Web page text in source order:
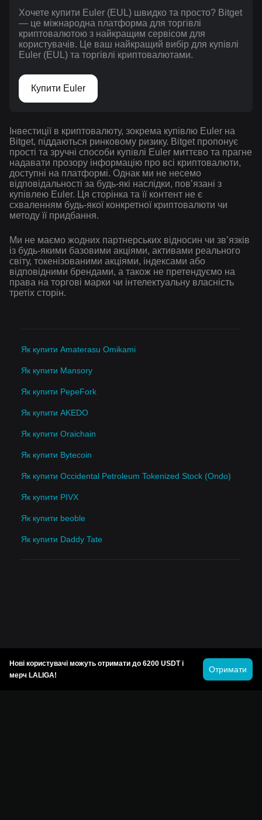
Хочете купити Euler (EUL) швидко та просто? Bitget
— це міжнародна платформа для торгівлі
криптовалютою з найкращим сервісом для
користувачів. Це ваш найкращий вибір для купівлі
Euler (EUL) та торгівлі криптовалютами.
Купити Euler
Інвестиції в криптовалюту, зокрема купівлю Euler на
Bitget, піддаються ринковому ризику. Bitget пропонує
прості та зручні способи купівлі Euler миттєво та прагне
надавати прозору інформацію про всі криптовалюти,
доступні на платформі. Однак ми не несемо
відповідальності за будь-які наслідки, повʼязані з
купівлею Euler. Ця сторінка та її контент не є
схваленням будь-якої конкретної криптовалюти чи
методу її придбання.
Ми не маємо жодних партнерських відносин чи зв’язків
із будь-якими базовими акціями, активами реального
світу, токенізованими акціями, індексами або
відповідними брендами, а також не претендуємо на
права на торгові марки чи інтелектуальну власність
третіх сторін.
Як купити Amaterasu Omikami
Як купити Mansory
Як купити PepeFork
Як купити AKEDO
Як купити Oraichain
Як купити Bytecoin
Як купити Occidental Petroleum Tokenized Stock (Ondo)
Як купити PIVX
Як купити beoble
Як купити Daddy Tate
Нові користувачі можуть отримати до 6200 USDT і
мерч LALIGA!
Отримати